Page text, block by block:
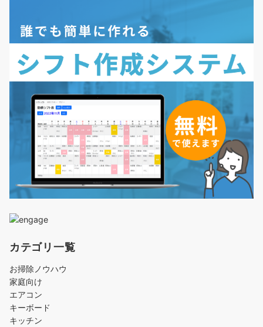
カテゴリ一覧
お掃除ノウハウ
家庭向け
エアコン
キーボード
キッチン